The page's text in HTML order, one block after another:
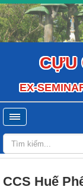
CỰU
EX-
CCS Huế